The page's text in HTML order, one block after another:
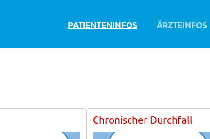
Navigation
PATIENTENINFOS ÄRZTEINFOS
Chronischer Durchfall